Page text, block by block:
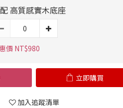
高質感實木底座
價 NT$980
立即購買
加入追蹤清單